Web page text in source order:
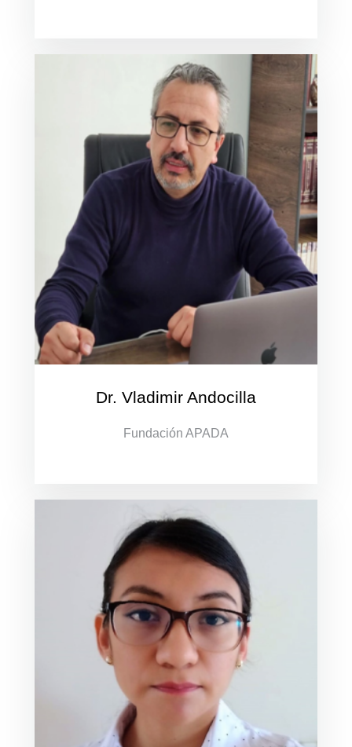
Dr. Vladimir Andocilla
Fundación APADA